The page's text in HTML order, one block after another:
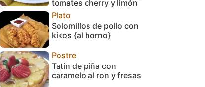
tomates cherry y limón
Plato
Solomillos de pollo con
kikos {al horno}
Postre
Tatín de piña con
caramelo al ron y fresas